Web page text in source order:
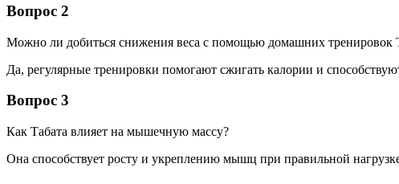
Вопрос 2
Можно ли добиться снижения веса с помощью домашних тренировок
Да, регулярные тренировки помогают сжигать калории и
Вопрос 3
Как Табата влияет на мышечную массу?
Она способствует росту и укреплению мышц при правильной